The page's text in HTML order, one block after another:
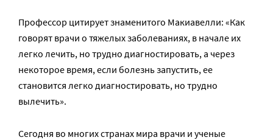
Профессор цитирует знаменитого Макиавелли: «Как
говорят врачи о тяжелых заболеваниях, в начале их
легко лечить, но трудно диагностировать, а через
некоторое время, если болезнь запустить, ее
становится легко диагностировать, но трудно
вылечить».
Сегодня во многих странах мира врачи и ученые